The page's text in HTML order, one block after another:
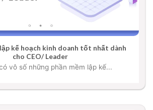
kế hoạch kinh doanh tốt nhất dành
cho CEO/ Leader
vô số những phần mềm lập kế...